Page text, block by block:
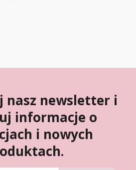
nasz newsletter i
informacje o
i nowych